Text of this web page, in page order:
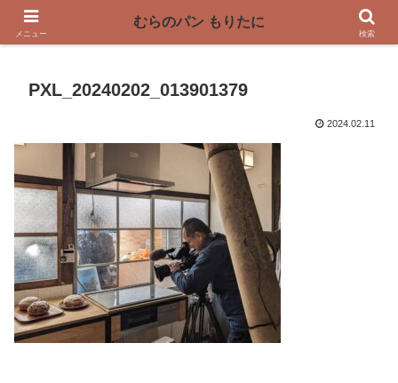
〜奈良県曽爾村の薪窯パン屋〜
PXL_20240202_013901379
2024.02.11
メニュー
むらのパン もりたに
検索